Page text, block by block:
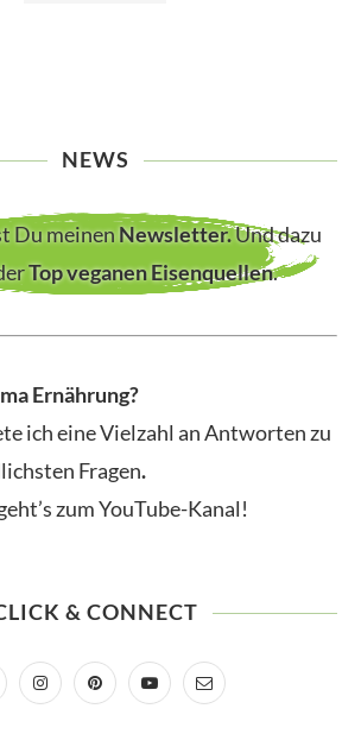
NEWS
Du meinenNewsletter.Und dazu
Top veganen Eisenquellen.
Ernährung?
ich eine Vielzahl an Antworten zu
Fragen.
zum YouTube-Kanal!
& CONNECT